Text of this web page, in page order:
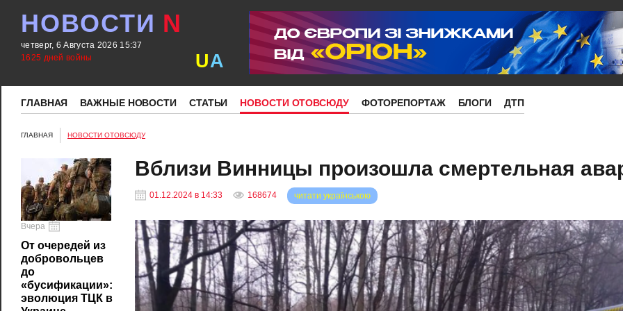
НОВОСТИ N
четверг, 6 Августа 2026 15:37
1625 дней войны
UA
ГЛАВНАЯ ВАЖНЫЕ НОВОСТИ СТАТЬИ НОВОСТИ ОТОВСЮДУ ФОТОРЕПОРТАЖ БЛОГИ ДТП
ГЛАВНАЯ НОВОСТИ ОТОВСЮДУ
Вчера
От очередей из
добровольцев
до
«бусификации»:
эволюция ТЦК в
Вблизи Винницы произошла смертельная
01.12.2024 в 14:33 168674 читати українською